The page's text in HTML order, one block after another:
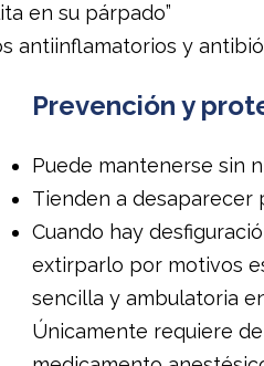
en su párpado”
antiinflamatorios y
Prevención y
Puede mantenerse sin
Tienden a desaparecer
Cuando hay
extirparlo por motivos
sencilla y ambulatoria
Únicamente requiere